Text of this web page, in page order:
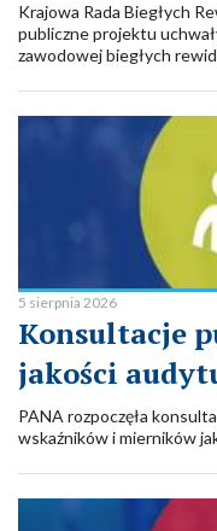
Krajowa Rada Biegłych
publiczne projektu
zawodowej biegłych
5 sierpnia 2026
Konsultacje
jakości
PANA rozpoczęła
wskaźników i mierników